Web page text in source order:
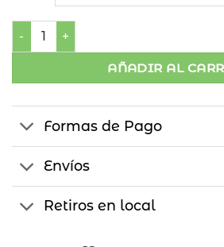
Servilletas Lisas cantidad
AÑADIR AL
Formas de Pago
Envíos
Retiros en local